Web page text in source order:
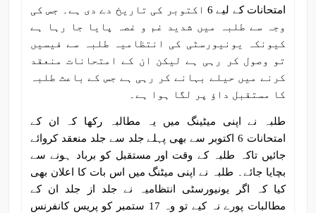
امتحانات کے لیے 6 اکتوبر کی تاریخ دے دی ہے۔ جس کی
وجہ سے طلبہ میں شدید غم و غصہ پایا جا رہا ہے
کیونکہ یونیورسٹی کی انتظامیہ طلبہ سے فیسیں
تو وصول کر رہی ہے لیکن ان کے امتحانات منعقد
کرنے میں حیلے بہانے کر رہی ہے جس کے باعث طلبہ
کا مستقبل داؤ پر لگا ہوا ہے۔
طلبہ نے اپنی میٹینگ میں یہ مطالبہ رکھا کہ ان کے
امتحانات 6 اکتوبر سے بھی پہلے جلد سے جلد منعقد کروائے
جائیں تاکہ طلبہ کے وقت اور مستقبل کو برباد ہونے سے
بچایا جائے۔ طلبہ نے اپنی میٹنگ میں اس بات کا اعلان بھی
کیا کہ اگر یونیورسٹی انتظامیہ نے جلد از جلد ان کے
مطالبات پورے نہ کیے تو وہ 17 ستمبر کو پریس کانفرنس